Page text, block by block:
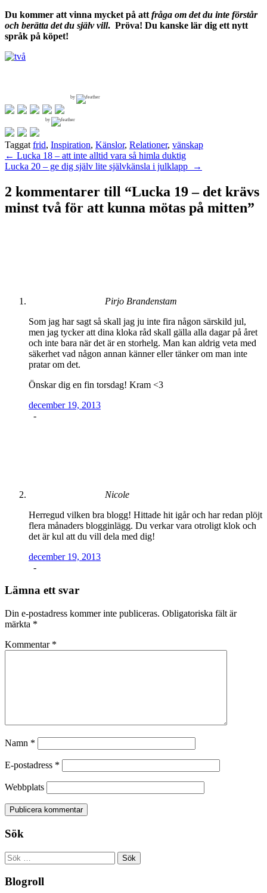
Du kommer att vinna mycket på att fråga om det du inte förstår
och berätta det du själv vill. Pröva! Du kanske lär dig ett nytt
språk på köpet!
by
by
Taggat frid, Inspiration, Känslor, Relationer, vänskap
Inläggsnavigering
← Lucka 18 – att inte alltid vara så himla duktig
Lucka 20 – ge dig själv lite självkänsla i julklapp
→
2 kommentarer till “Lucka 19 – det krävs
minst två för att kunna mötas på mitten”
Pirjo Brandenstam
Som jag har sagt så skall jag ju inte fira någon särskild jul,
men jag tycker att dina kloka råd skall gälla alla dagar på året
och inte bara när det är en storhelg. Man kan aldrig veta med
säkerhet vad någon annan känner eller tänker om man inte
pratar om det.
Önskar dig en fin torsdag! Kram <3
december 19, 2013
-
Nicole
Herregud vilken bra blogg! Hittade hit igår och har redan plöjt
flera månaders blogginlägg. Du verkar vara otroligt klok och
det är kul att du vill dela med dig!
december 19, 2013
-
Lämna ett svar
Din e-postadress kommer inte publiceras. Obligatoriska fält är
märkta *
Kommentar *
Namn *
E-postadress *
Webbplats
Sök
Sök
efter:
Blogroll